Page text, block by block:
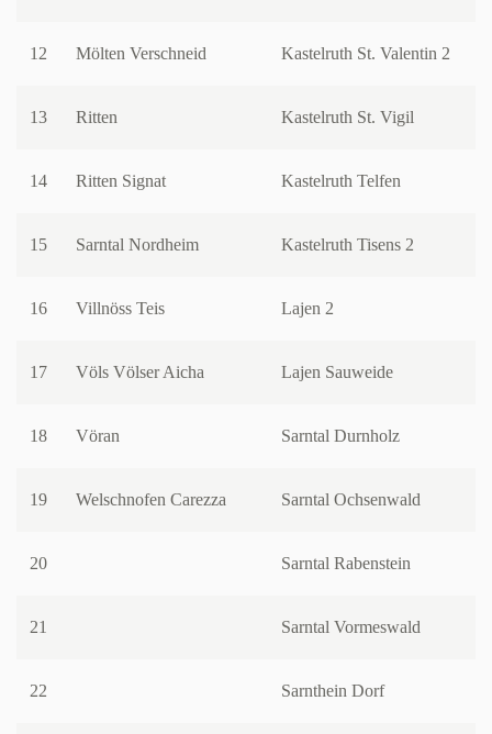
12 Mölten Verschneid Kastelruth St. Valentin 2
13 Ritten Kastelruth St. Vigil
14 Ritten Signat Kastelruth Telfen
15 Sarntal Nordheim Kastelruth Tisens 2
16 Villnöss Teis Lajen 2
17 Völs Völser Aicha Lajen Sauweide
18 Vöran Sarntal Durnholz
19 Welschnofen Carezza Sarntal Ochsenwald
20 Sarntal Rabenstein
21 Sarntal Vormeswald
22 Sarnthein Dorf